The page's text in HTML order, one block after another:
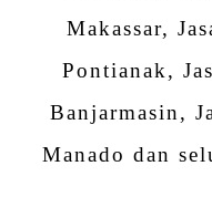
Makassar,
Pontianak,
Banjarmasin,
Manado dan